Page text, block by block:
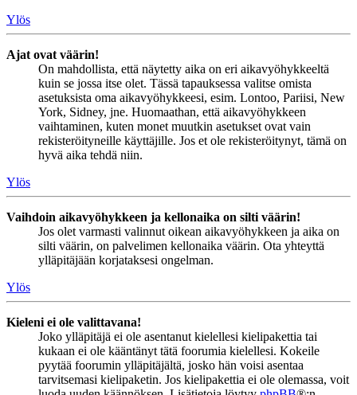
Ylös
Ajat ovat väärin!
On mahdollista, että näytetty aika on eri aikavyöhykkeeltä
kuin se jossa itse olet. Tässä tapauksessa valitse omista
asetuksista oma aikavyöhykkeesi, esim. Lontoo, Pariisi, New
York, Sidney, jne. Huomaathan, että aikavyöhykkeen
vaihtaminen, kuten monet muutkin asetukset ovat vain
rekisteröityneille käyttäjille. Jos et ole rekisteröitynyt, tämä on
hyvä aika tehdä niin.
Ylös
Vaihdoin aikavyöhykkeen ja kellonaika on silti väärin!
Jos olet varmasti valinnut oikean aikavyöhykkeen ja aika on
silti väärin, on palvelimen kellonaika väärin. Ota yhteyttä
ylläpitäjään korjataksesi ongelman.
Ylös
Kieleni ei ole valittavana!
Joko ylläpitäjä ei ole asentanut kielellesi kielipakettia tai
kukaan ei ole kääntänyt tätä foorumia kielellesi. Kokeile
pyytää foorumin ylläpitäjältä, josko hän voisi asentaa
tarvitsemasi kielipaketin. Jos kielipakettia ei ole olemassa, voit